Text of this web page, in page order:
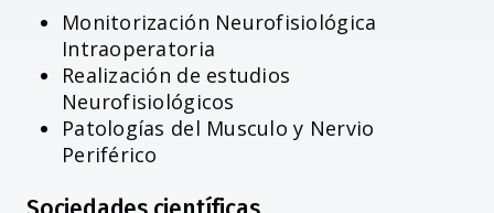
Monitorización Neurofisiológica
Intraoperatoria
Realización de estudios
Neurofisiológicos
Patologías del Musculo y Nervio
Periférico